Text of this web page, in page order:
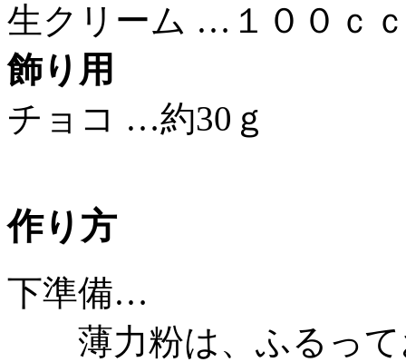
生クリーム …１００ｃ
飾り用
チョコ …約30ｇ
作り方
下準備…
薄力粉は、ふるって